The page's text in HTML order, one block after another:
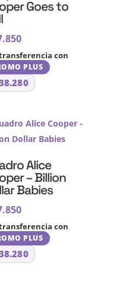
Goes to
con
PLUS
Alice
– Billion
Babies
con
PLUS